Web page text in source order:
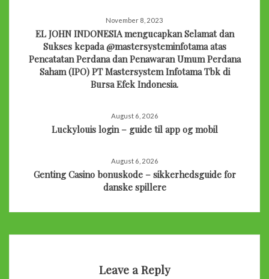
November 8, 2023
EL JOHN INDONESIA mengucapkan Selamat dan
Sukses kepada @mastersysteminfotama atas
Pencatatan Perdana dan Penawaran Umum Perdana
Saham (IPO) PT Mastersystem Infotama Tbk di
Bursa Efek Indonesia.
August 6, 2026
Luckylouis login – guide til app og mobil
August 6, 2026
Genting Casino bonuskode – sikkerhedsguide for
danske spillere
Leave a Reply